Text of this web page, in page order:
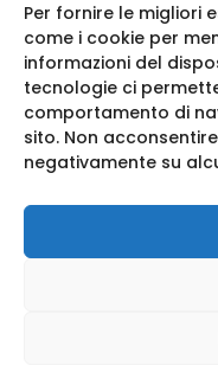
Per fornire le migliori
come i cookie per
informazioni del
tecnologie ci
comportamento di
sito. Non
negativamente su
Seguici anche su:
© 2016 Web Agency